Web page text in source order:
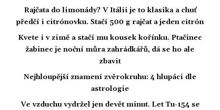
Rajčata do limonády? V Itálii je to klasika a chuť
předčí i citrónovku. Stačí 500 g rajčat a jeden citrón
Kvete i v zimě a stačí mu kousek kořínku. Ptačinec
žabinec je noční můra zahrádkářů, dá se ho ale
zbavit
Nejhloupější znamení zvěrokruhu: 4 hlupáci dle
astrologie
Ve vzduchu vydržel jen devět minut. Let Tu-154 se